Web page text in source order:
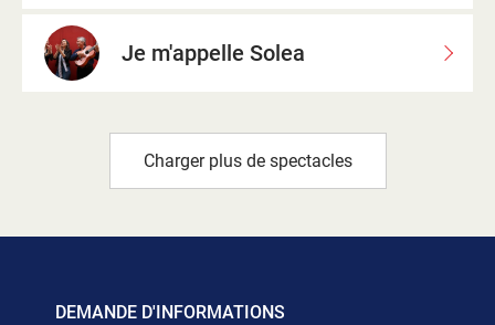
Je m'appelle Solea
Charger plus de spectacles
DEMANDE D'INFORMATIONS